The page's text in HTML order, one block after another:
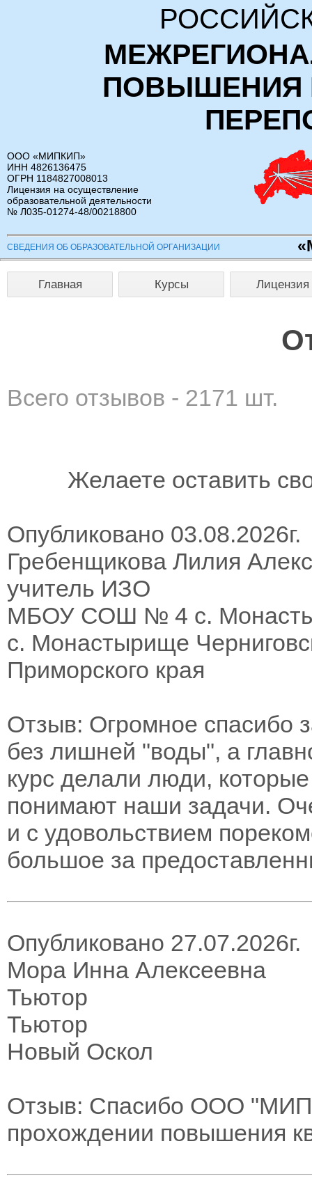
ПОВЫШЕНИЯ
ООО «МИПКИП»
ИНН 4826136475
ОГРН 1184827008013
Лицензия на осуществление
образовательной деятельности
№ Л035-01274-48/00218800
СВЕДЕНИЯ ОБ ОБРАЗОВАТЕЛЬНОЙ ОРГАНИЗАЦИИ
Главная Курсы Лицензия
Всего отзывов - 2171 шт.
Желаете оставить
Опубликовано 03.08.2026г.
Гребенщикова Лилия
учитель ИЗО
МБОУ СОШ № 4 с.
с. Монастырище
Приморского края
Отзыв: Огромное спасибо
без лишней "воды", а
курс делали люди,
понимают наши задачи.
и с удовольствием
большое за
Опубликовано 27.07.2026г.
Мора Инна Алексеевна
Тьютор
Тьютор
Новый Оскол
Отзыв: Спасибо ООО
прохождении повышения